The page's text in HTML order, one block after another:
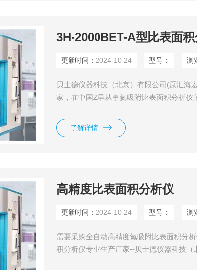
3H-2000BET-A型比表面
更新时间： 2024-10-24 型号： 浏
贝士德仪器科技（北京）有限公司(原汇海
家，在中国Z早从事氮吸附比表面积分析
了解详情
高精度比表面积分析仪
更新时间： 2024-10-24 型号： 浏
需要采购全自动高精度氮吸附比表面积分
积分析仪专业生产厂家--贝士德仪器科技